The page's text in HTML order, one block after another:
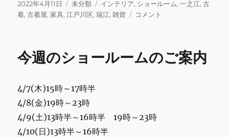
c
e
o
k
it
te
ai
l
e m
bl
ai
l
投
稿
2022年4月11日
カ
テ
未分類
タ
グ
インテリア, ショールーム,一之江,古
着,古着屋,家具,江戸川区,瑞江,雑貨
今
ョ
ご
コメント
今週のショールームのご案内
4/7(木)15時～17時半
4/8(金)19時～23時
4/9(土)13時半～16時半 19時～23時
4/10(日)13時半～16時半